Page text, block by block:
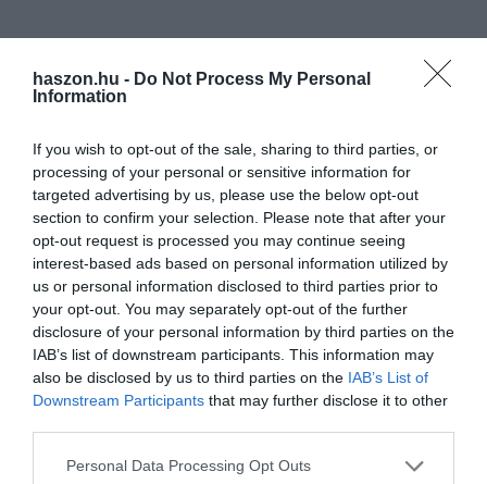
haszon.hu - Do Not Process My Personal
Information
If you wish to opt-out of the sale, sharing to third parties, or
processing of your personal or sensitive information for
targeted advertising by us, please use the below opt-out
section to confirm your selection. Please note that after your
opt-out request is processed you may continue seeing
interest-based ads based on personal information utilized by
us or personal information disclosed to third parties prior to
your opt-out. You may separately opt-out of the further
disclosure of your personal information by third parties on the
IAB’s list of downstream participants. This information may
also be disclosed by us to third parties on the IAB’s List of
Downstream Participants that may further disclose it to other
Please note that this website/app uses one or more Google
Personal Data Processing Opt Outs